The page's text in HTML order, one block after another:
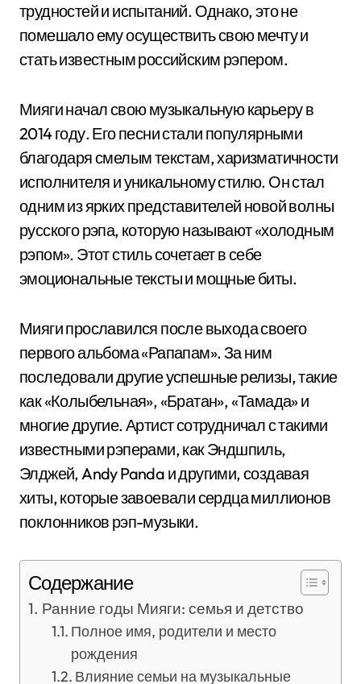
трудностей и испытаний. Однако, это не
помешало ему осуществить свою мечту и
стать известным российским рэпером.
Мияги начал свою музыкальную карьеру в
2014 году. Его песни стали популярными
благодаря смелым текстам, харизматичности
исполнителя и уникальному стилю. Он стал
одним из ярких представителей новой волны
русского рэпа, которую называют «холодным
рэпом». Этот стиль сочетает в себе
эмоциональные тексты и мощные биты.
Мияги прославился после выхода своего
первого альбома «Рапапам». За ним
последовали другие успешные релизы, такие
как «Колыбельная», «Братан», «Тамада» и
многие другие. Артист сотрудничал с такими
известными рэперами, как Эндшпиль,
Элджей, Andy Panda и другими, создавая
хиты, которые завоевали сердца миллионов
поклонников рэп-музыки.
Содержание
Ранние годы Мияги: семья и детство
Полное имя, родители и место
рождения
Влияние семьи на музыкальные